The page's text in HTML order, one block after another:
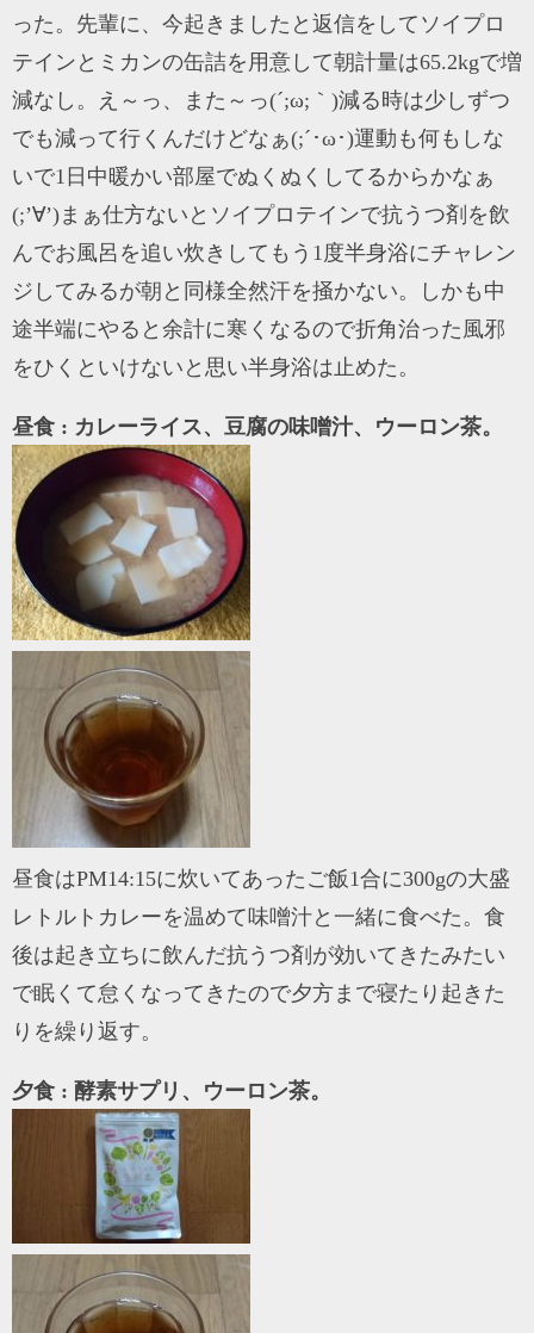
った。先輩に、今起きましたと返信をしてソイプロ
テインとミカンの缶詰を用意して朝計量は65.2kgで増
減なし。え～っ、また～っ(´;ω;｀)減る時は少しずつ
でも減って行くんだけどなぁ(;´･ω･)運動も何もしな
いで1日中暖かい部屋でぬくぬくしてるからかなぁ
(;’∀’)まぁ仕方ないとソイプロテインで抗うつ剤を飲
んでお風呂を追い炊きしてもう1度半身浴にチャレン
ジしてみるが朝と同様全然汗を掻かない。しかも中
途半端にやると余計に寒くなるので折角治った風邪
をひくといけないと思い半身浴は止めた。
昼食 : カレーライス、豆腐の味噌汁、ウーロン茶。
昼食はPM14:15に炊いてあったご飯1合に300gの大盛
レトルトカレーを温めて味噌汁と一緒に食べた。食
後は起き立ちに飲んだ抗うつ剤が効いてきたみたい
で眠くて怠くなってきたので夕方まで寝たり起きた
りを繰り返す。
夕食 : 酵素サプリ、ウーロン茶。